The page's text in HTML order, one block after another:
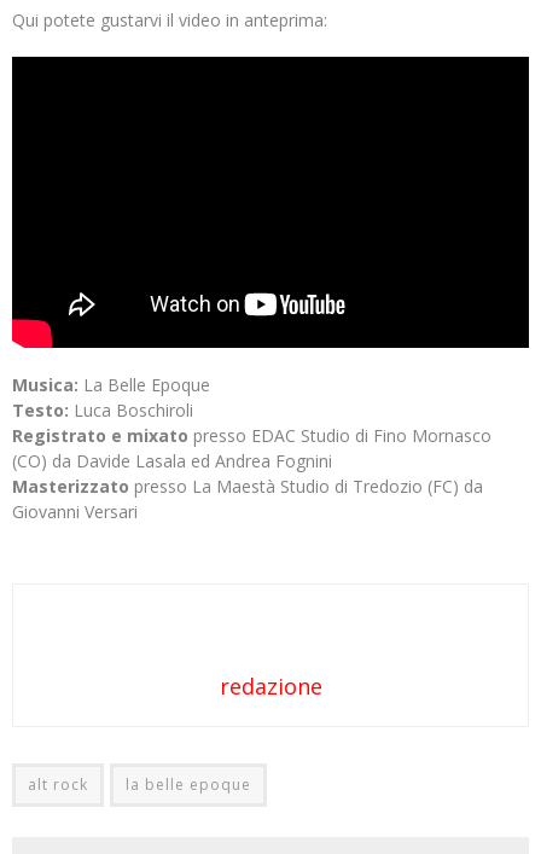
Qui potete gustarvi il video in anteprima:
Musica: La Belle Epoque
Testo: Luca Boschiroli
Registrato e mixato presso EDAC Studio di Fino Mornasco
(CO) da Davide Lasala ed Andrea Fognini
Masterizzato presso La Maestà Studio di Tredozio (FC) da
Giovanni Versari
redazione
alt rock la belle epoque